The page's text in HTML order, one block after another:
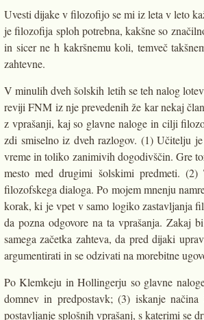
Uvesti dijake v filozofijo se mi iz leta v leto
je filozofija sploh potrebna, kakšne so
in sicer ne h kakršnemu koli, temveč
zahtevne.
V minulih dveh šolskih letih se teh nalog
reviji FNM iz nje prevedenih že kar nekaj
z vprašanji, kaj so glavne naloge in cilji
zdi smiselno iz dveh razlogov. (1) Učitelju
vreme in toliko zanimivih dogodivščin. Gre
mesto med drugimi šolskimi predmeti. (2)
filozofskega dialoga. Po mojem mnenju
korak, ki je vpet v samo logiko zastavljanja
da pozna odgovore na ta vprašanja. Zakaj
samega začetka zahteva, da pred dijaki
argumentirati in se odzivati na morebitne
Po Klemkeju in Hollingerju so glavne
domnev in predpostavk; (3) iskanje
postavljanje splošnih vprašanj, s katerimi se